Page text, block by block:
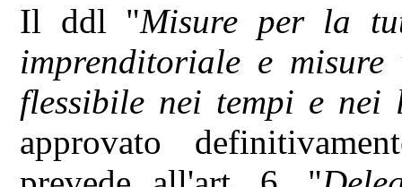
Il ddl "Misure per la
imprenditoriale e
flessibile nei tempi e
approvato